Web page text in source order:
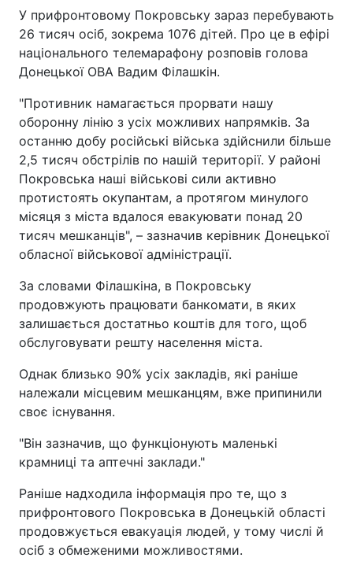
У прифронтовому Покровську зараз перебувають
26 тисяч осіб, зокрема 1076 дітей. Про це в ефірі
національного телемарафону розповів голова
Донецької ОВА Вадим Філашкін.
"Противник намагається прорвати нашу
оборонну лінію з усіх можливих напрямків. За
останню добу російські війська здійснили більше
2,5 тисяч обстрілів по нашій території. У районі
Покровська наші військові сили активно
протистоять окупантам, а протягом минулого
місяця з міста вдалося евакуювати понад 20
тисяч мешканців", – зазначив керівник Донецької
обласної військової адміністрації.
За словами Філашкіна, в Покровську
продовжують працювати банкомати, в яких
залишається достатньо коштів для того, щоб
обслуговувати решту населення міста.
Однак близько 90% усіх закладів, які раніше
належали місцевим мешканцям, вже припинили
своє існування.
"Він зазначив, що функціонують маленькі
крамниці та аптечні заклади."
Раніше надходила інформація про те, що з
прифронтового Покровська в Донецькій області
продовжується евакуація людей, у тому числі й
осіб з обмеженими можливостями.